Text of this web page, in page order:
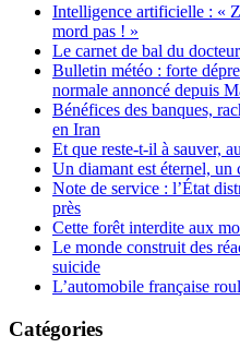
Intelligence artificielle : «
mord pas ! »
Le carnet de bal du
Bulletin météo : forte
normale annoncé depuis
Bénéfices des banques,
en Iran
Et que reste-t-il à sauver,
Un diamant est éternel, un
Note de service : l’État
près
Cette forêt interdite aux
Le monde construit des
suicide
L’automobile française
Catégories